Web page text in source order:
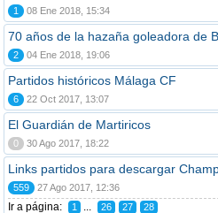
1 08 Ene 2018, 15:34
70 años de la hazaña goleadora de
2 04 Ene 2018, 19:06
Partidos históricos Málaga CF
6 22 Oct 2017, 13:07
El Guardián de Martiricos
0 30 Ago 2017, 18:22
Links partidos para descargar
559 27 Ago 2017, 12:36
Ir a página: 1 ... 26 27 28